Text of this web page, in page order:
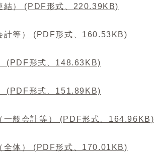
結） (PDF形式、220.39KB)
計等） (PDF形式、160.53KB)
(PDF形式、148.63KB)
(PDF形式、151.89KB)
一般会計等） (PDF形式、164.96KB)
全体） (PDF形式、170.01KB)